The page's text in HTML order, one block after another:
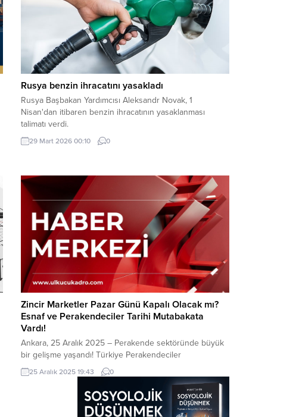
Rusya benzin ihracatını yasakladı
Rusya Başbakan Yardımcısı Aleksandr Novak, 1
Nisan'dan itibaren benzin ihracatının yasaklanması
talimatı verdi.
29 Mart 2026 00:10 0
Zincir Marketler Pazar Günü Kapalı Olacak mı?
Esnaf ve Perakendeciler Tarihi Mutabakata
Vardı!
Ankara, 25 Aralık 2025 – Perakende sektöründe büyük
bir gelişme yaşandı! Türkiye Perakendeciler
Federasyonu (TPF) ve Türkiye Esnaf ve Sanatkarları
Konfederasyonu (TESK) iş birliğiyle düzenlenen “Aileyle
Pazar: Birlikte Tatil, Güçlü Toplum” başlıklı çalıştayda,
esnaf, sanatkarlar ve zincir market temsilcileri pazar
günü zincir marketlerin kapalı olması konusunda ortak
25 Aralık 2025 19:43 0